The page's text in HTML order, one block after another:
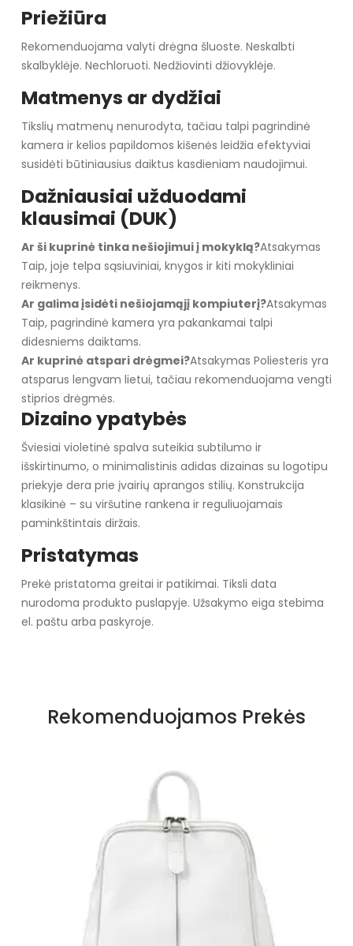
Priežiūra
Rekomenduojama valyti drėgna šluoste. Neskalbti
skalbyklėje. Nechloruoti. Nedžiovinti džiovyklėje.
Matmenys ar dydžiai
Tikslių matmenų nenurodyta, tačiau talpi pagrindinė
kamera ir kelios papildomos kišenės leidžia efektyviai
susidėti būtiniausius daiktus kasdieniam naudojimui.
Dažniausiai užduodami
klausimai (DUK)
Ar ši kuprinė tinka nešiojimui į mokyklą?Atsakymas
Taip, joje telpa sąsiuviniai, knygos ir kiti mokykliniai
reikmenys.
Ar galima įsidėti nešiojamąjį kompiuterį?Atsakymas
Taip, pagrindinė kamera yra pakankamai talpi
didesniems daiktams.
Ar kuprinė atspari drėgmei?Atsakymas Poliesteris yra
atsparus lengvam lietui, tačiau rekomenduojama vengti
stiprios drėgmės.
Dizaino ypatybės
Šviesiai violetinė spalva suteikia subtilumo ir
išskirtinumo, o minimalistinis adidas dizainas su logotipu
priekyje dera prie įvairių aprangos stilių. Konstrukcija
klasikinė – su viršutine rankena ir reguliuojamais
paminkštintais diržais.
Pristatymas
Prekė pristatoma greitai ir patikimai. Tiksli data
nurodoma produkto puslapyje. Užsakymo eiga stebima
el. paštu arba paskyroje.
Rekomenduojamos Prekės
Kuprinė Luka (GG38203)
100.97 €